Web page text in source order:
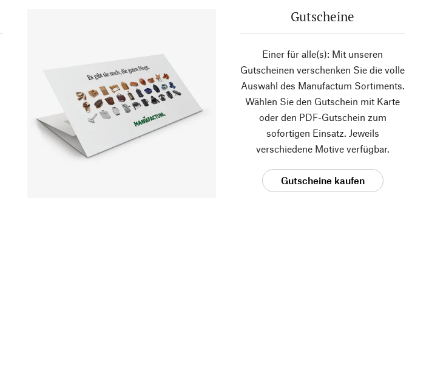
Gutscheine
Einer für alle(s): Mit unseren
Gutscheinen verschenken Sie die volle
Auswahl des Manufactum Sortiments.
Wählen Sie den Gutschein mit Karte
oder den PDF-Gutschein zum
sofortigen Einsatz. Jeweils
verschiedene Motive verfügbar.
Gutscheine kaufen